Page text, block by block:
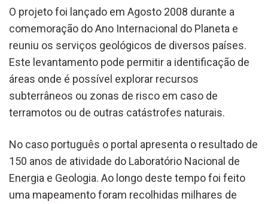
O projeto foi lançado em Agosto 2008 durante a
comemoração do Ano Internacional do Planeta e
reuniu os serviços geológicos de diversos países.
Este levantamento pode permitir a identificação de
áreas onde é possível explorar recursos
subterrâneos ou zonas de risco em caso de
terramotos ou de outras catástrofes naturais.
No caso português o portal apresenta o resultado de
150 anos de atividade do Laboratório Nacional de
Energia e Geologia. Ao longo deste tempo foi feito
uma mapeamento foram recolhidas milhares de